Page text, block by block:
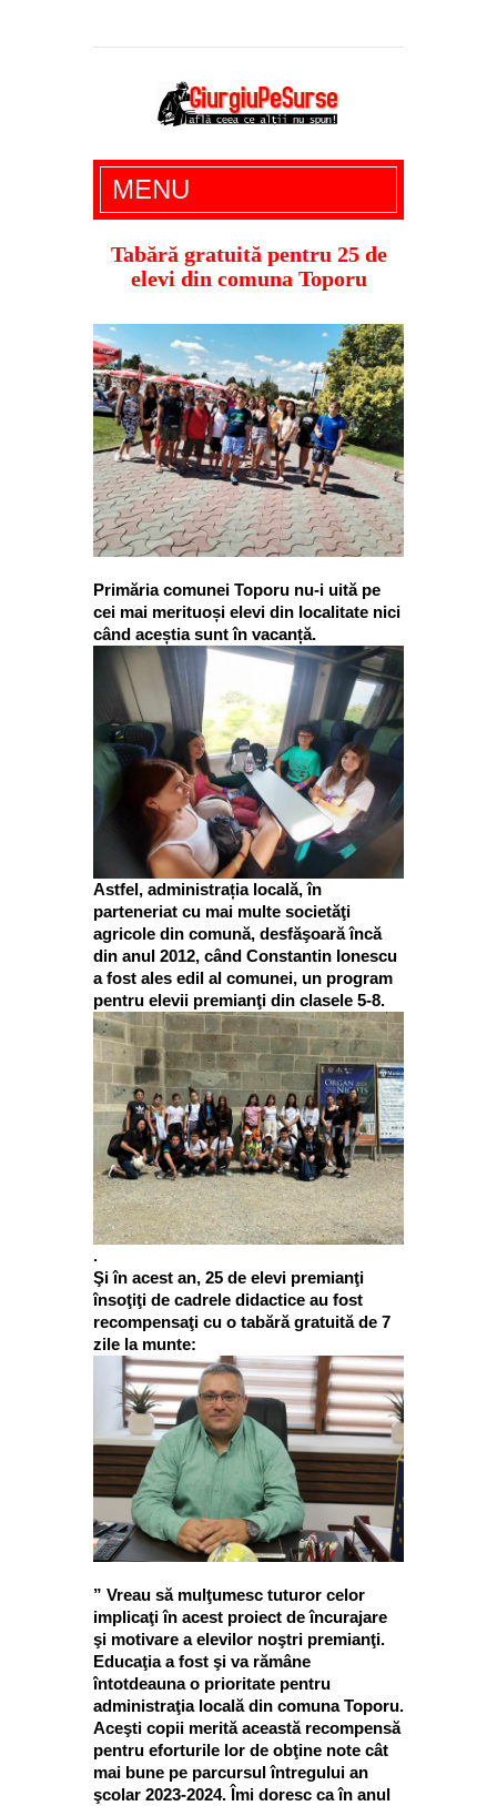
Giurgiu Pe Surse – actualitate giurgiu,
administratie giurgiu, stiri politice, social
economic, editoriale giurgiu, dezvaluiri,
soc, cancan, stiri locale
MENU
Tabără gratuită pentru 25 de
elevi din comuna Toporu
Primăria comunei Toporu nu-i uită pe
cei mai merituoși elevi din localitate nici
când aceștia sunt în vacanță.
Astfel, administrația locală, în
parteneriat cu mai multe societăţi
agricole din comună, desfăşoară încă
din anul 2012, când Constantin Ionescu
a fost ales edil al comunei, un program
pentru elevii premianţi din clasele 5-8.
.
Şi în acest an, 25 de elevi premianţi
însoţiţi de cadrele didactice au fost
recompensaţi cu o tabără gratuită de 7
zile la munte:
” Vreau să mulţumesc tuturor celor
implicaţi în acest proiect de încurajare
şi motivare a elevilor noştri premianţi.
Educaţia a fost şi va rămâne
întotdeauna o prioritate pentru
administraţia locală din comuna Toporu.
Aceşti copii merită această recompensă
pentru eforturile lor de obţine note cât
mai bune pe parcursul întregului an
şcolar 2023-2024. Îmi doresc ca în anul